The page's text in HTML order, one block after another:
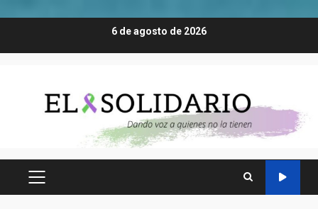
6 de agosto de 2026
MENÚ